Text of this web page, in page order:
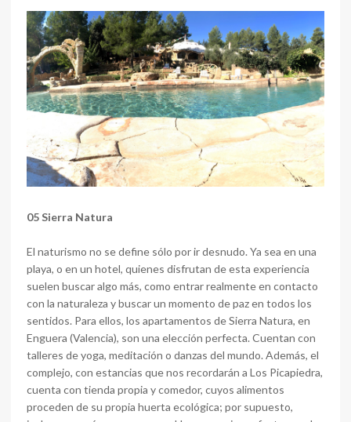
05 Sierra Natura
El naturismo no se define sólo por ir desnudo. Ya sea en una
playa, o en un hotel, quienes disfrutan de esta experiencia
suelen buscar algo más, como entrar realmente en contacto
con la naturaleza y buscar un momento de paz en todos los
sentidos. Para ellos, los apartamentos de Sierra Natura, en
Enguera (Valencia), son una elección perfecta. Cuentan con
talleres de yoga, meditación o danzas del mundo. Además, el
complejo, con estancias que nos recordarán a Los Picapiedra,
cuenta con tienda propia y comedor, cuyos alimentos
proceden de su propia huerta ecológica; por supuesto,